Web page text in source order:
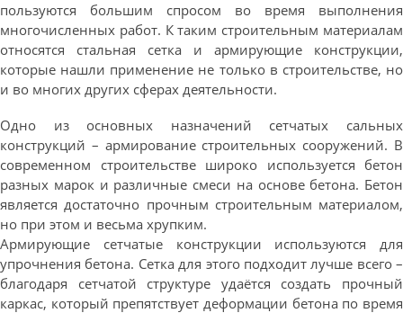
пользуются большим спросом во время выполнения
многочисленных работ. К таким строительным материалам
относятся стальная сетка и армирующие конструкции,
которые нашли применение не только в строительстве, но
и во многих других сферах деятельности.
Одно из основных назначений сетчатых сальных
конструкций – армирование строительных сооружений. В
современном строительстве широко используется бетон
разных марок и различные смеси на основе бетона. Бетон
является достаточно прочным строительным материалом,
но при этом и весьма хрупким.
Армирующие сетчатые конструкции используются для
упрочнения бетона. Сетка для этого подходит лучше всего –
благодаря сетчатой структуре удаётся создать прочный
каркас, который препятствует деформации бетона по время